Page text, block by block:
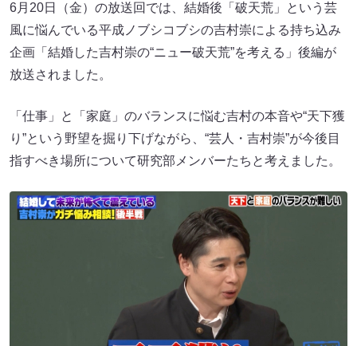
6月20日（金）の放送回では、結婚後「破天荒」という芸
風に悩んでいる平成ノブシコブシの吉村崇による持ち込み
企画「結婚した吉村崇の“ニュー破天荒”を考える」後編が
放送されました。
「仕事」と「家庭」のバランスに悩む吉村の本音や“天下獲
り”という野望を掘り下げながら、“芸人・吉村崇”が今後目
指すべき場所について研究部メンバーたちと考えました。